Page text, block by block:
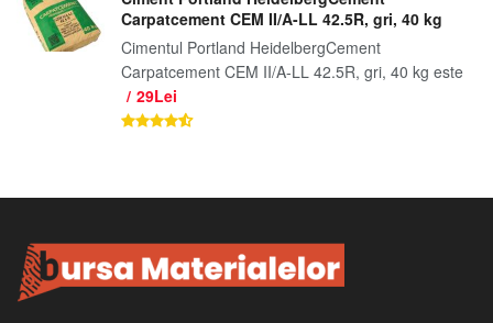
Carpatcement CEM II/A-LL 42.5R, gri, 40 kg
Cimentul Portland HeidelbergCement
Carpatcement CEM II/A-LL 42.5R, gri, 40 kg este
29Lei